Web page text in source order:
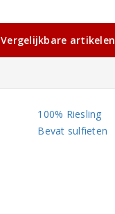
Vergelijkbare artikelen
100% Riesling
Bevat sulfieten